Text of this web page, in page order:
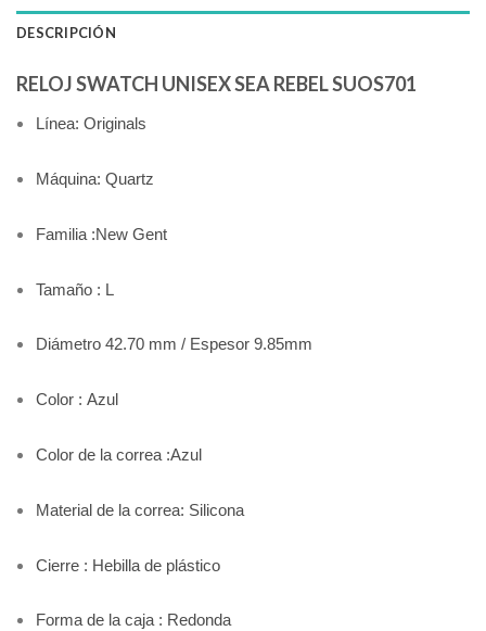
DESCRIPCIÓN
RELOJ SWATCH UNISEX SEA REBEL SUOS701
Línea: Originals
Máquina: Quartz
Familia :New Gent
Tamaño : L
Diámetro 42.70 mm / Espesor 9.85mm
Color : Azul
Color de la correa :Azul
Material de la correa: Silicona
Cierre : Hebilla de plástico
Forma de la caja : Redonda